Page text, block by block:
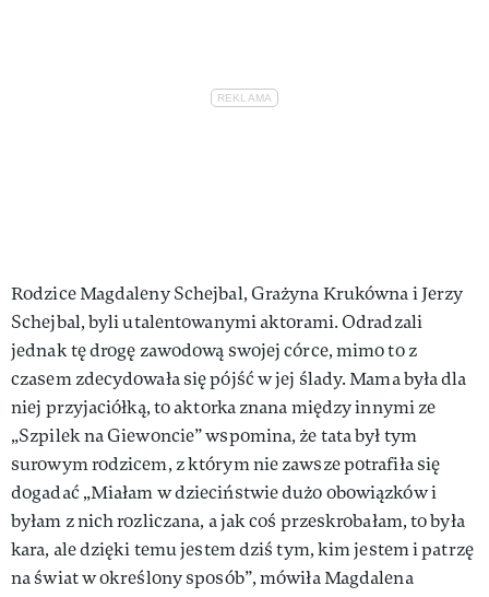
Rodzice Magdaleny Schejbal, Grażyna Krukówna i Jerzy
Schejbal, byli utalentowanymi aktorami. Odradzali
jednak tę drogę zawodową swojej córce, mimo to z
czasem zdecydowała się pójść w jej ślady. Mama była dla
niej przyjaciółką, to aktorka znana między innymi ze
„Szpilek na Giewoncie” wspomina, że tata był tym
surowym rodzicem, z którym nie zawsze potrafiła się
dogadać „Miałam w dzieciństwie dużo obowiązków i
byłam z nich rozliczana, a jak coś przeskrobałam, to była
kara, ale dzięki temu jestem dziś tym, kim jestem i patrzę
na świat w określony sposób”, mówiła Magdalena